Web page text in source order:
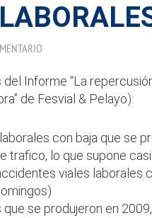
Informe “La
de Fesvial & Pelayo):
con baja que se
trafico, lo que supone
viales laborales
se produjeron en